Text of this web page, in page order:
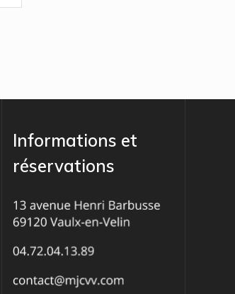
Informations et
réservations